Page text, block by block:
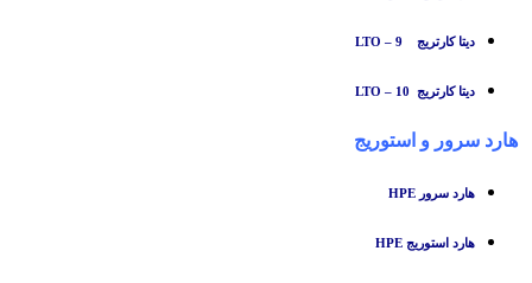
دیتا کارتریج LTO – 9
دیتا کارتریج LTO – 10
هارد سرور و استوریج
هارد سرور HPE
هارد استوریج HPE